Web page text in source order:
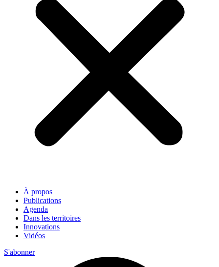
À propos
Publications
Agenda
Dans les territoires
Innovations
Vidéos
S'abonner